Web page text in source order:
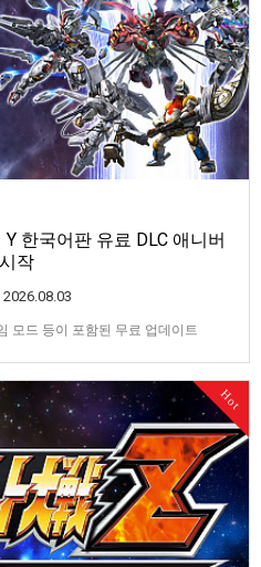
한국어판 유료 DLC 애니버
작
2026.08.03
모드 등이 포함된 무료 업데이트
한국어판)의 유료 DLC ‘애니버서리Hot